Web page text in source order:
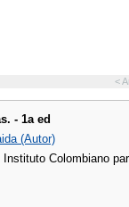
<
- 1a ed
(Autor)
Instituto Colombiano